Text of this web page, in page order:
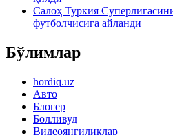
Салоҳ Туркия
футболчисига айланди
Бўлимлар
hordiq.uz
Авто
Блогер
Болливуд
Видеоянгиликлар